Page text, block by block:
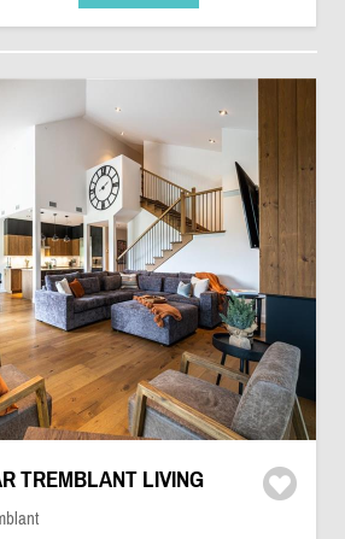
TREMBLANT LIVING